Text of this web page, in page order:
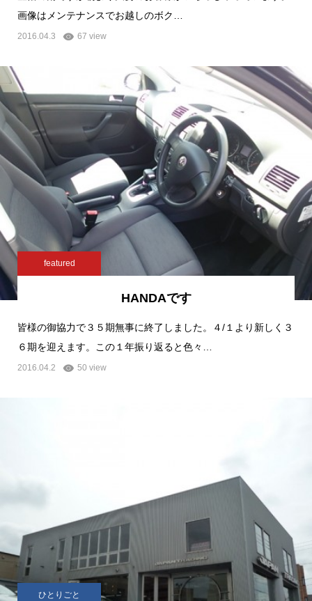
画像はメンテナンスでお越しのボク…
2016.04.3 67 view
featured
HANDAです
皆様の御協力で３５期無事に終了しました。４/１より新しく３
６期を迎えます。この１年振り返ると色々…
2016.04.2 50 view
ひとりごと